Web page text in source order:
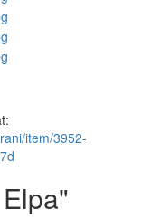
item/3952-